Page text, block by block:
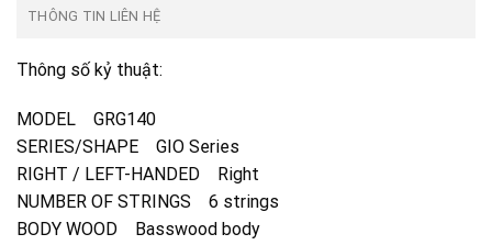
THÔNG TIN LIÊN HỆ
Thông số kỷ thuật:
MODEL GRG140
SERIES/SHAPE GIO Series
RIGHT / LEFT-HANDED Right
NUMBER OF STRINGS 6 strings
BODY WOOD Basswood body